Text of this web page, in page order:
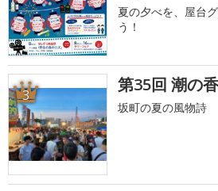
夏の夕べを、屋台
う！
3 第35回 潮の
坂町の夏の風物詩